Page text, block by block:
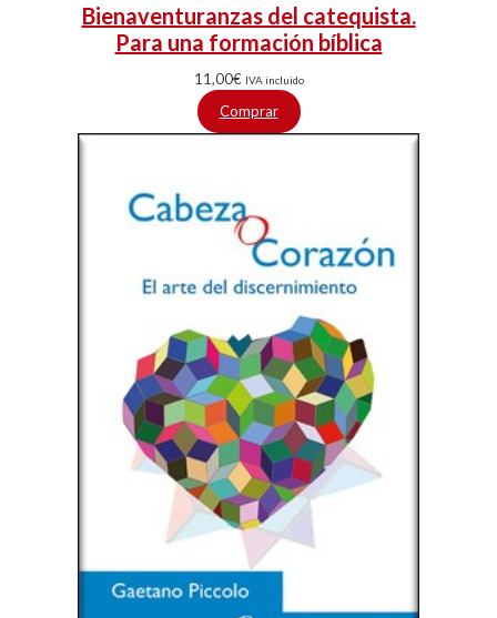
Bienaventuranzas del catequista.
Para una formación bíblica
11,00€ IVA incluido
Comprar